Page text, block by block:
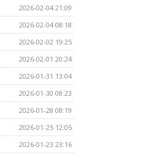
2026-02-04 21:09
2026-02-04 08:18
2026-02-02 19:25
2026-02-01 20:24
2026-01-31 13:04
2026-01-30 08:23
2026-01-28 08:19
2026-01-25 12:05
2026-01-23 23:16